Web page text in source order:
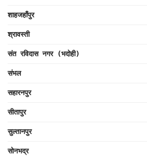
शाहजहाँपुर
श्रावस्ती
संत रविदास नगर (भदोही)
संभल
सहारनपुर
सीतापुर
सुल्तानपुर
सोनभद्र